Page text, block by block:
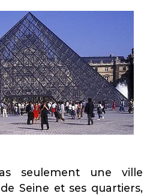
seulement une ville
Seine et ses quartiers,